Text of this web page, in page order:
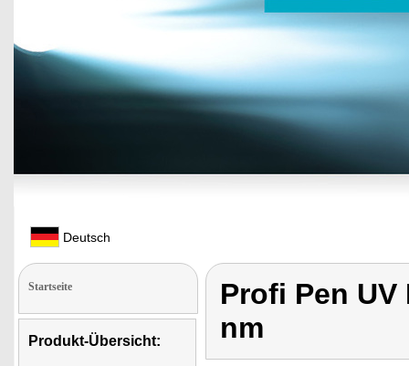
Deutsch
Startseite
Produkt-Übersicht:
Profi Pen
nm